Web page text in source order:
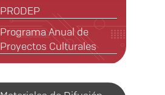
PRODEP
Programa Anual de
Proyectos Culturales